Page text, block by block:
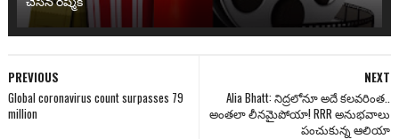
NEXT
Alia Bhatt: నిద్రలోనూ అదే కలవరింత..
అంతలా లీనమైపోయా! RRR అనుభవాలు
పంచుకున్న ఆలియా
PREVIOUS
Global coronavirus count surpasses 79
million